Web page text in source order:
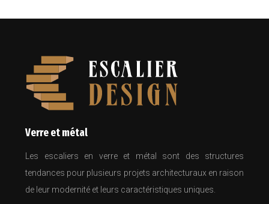
Verre et métal
Les escaliers en verre et métal sont des structures
tendances pour plusieurs projets architecturaux en raison
de leur modernité et leurs caractéristiques uniques.